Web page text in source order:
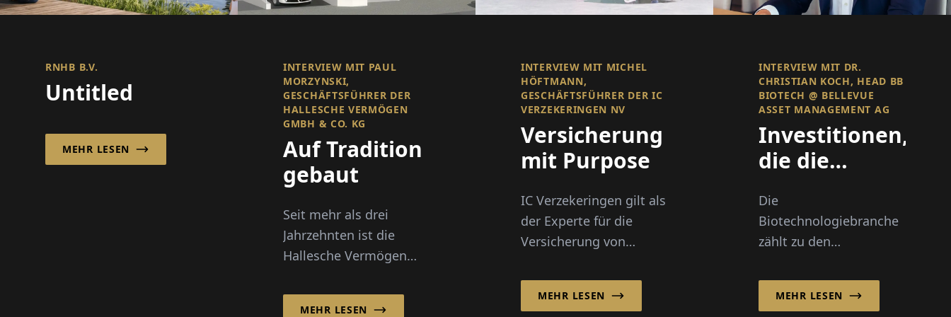
RNHB B.V.
Untitled
MEHR LESEN
INTERVIEW MIT PAUL
MORZYNSKI,
GESCHÄFTSFÜHRER DER
HALLESCHE VERMÖGEN
GMBH & CO. KG
Auf Tradition
gebaut
Seit mehr als drei
Jahrzehnten ist die
Hallesche Vermögen
Hannover im Bereich
MEHR LESEN
INTERVIEW MIT MICHEL
HÖFTMANN,
GESCHÄFTSFÜHRER DER IC
VERZEKERINGEN NV
Versicherung
mit Purpose
IC Verzekeringen gilt als
der Experte für die
Versicherung von
und staatlichen wie
gemeinnützigen
MEHR LESEN
INTERVIEW MIT DR.
CHRISTIAN KOCH, HEAD BB
BIOTECH @ BELLEVUE
ASSET MANAGEMENT AG
Investitionen,
die die
gestalten
Die
Biotechnologiebranche
zählt zu den
und dynamischsten
Sektoren der globalen
MEHR LESEN